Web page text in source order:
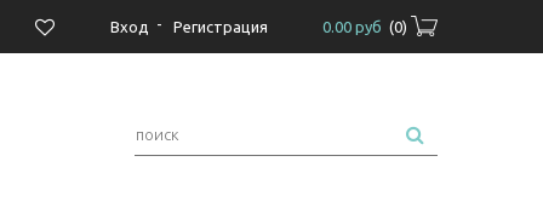
0.00 руб (0)
Вход - Регистрация